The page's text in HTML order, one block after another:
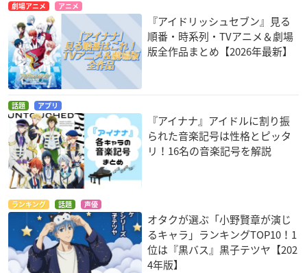
劇場アニメ アニメ
『アイドリッシュセブン』見る
順番・時系列・TVアニメ＆劇場
版全作品まとめ【2026年最新】
話題 アプリ
『アイナナ』アイドルに割り振
られた音楽記号は性格とピッタ
リ！16名の音楽記号を解説
ランキング 話題 声優
オタクが選ぶ「小野賢章が演じ
るキャラ」ランキングTOP10！1
位は『黒バス』黒子テツヤ【202
4年版】